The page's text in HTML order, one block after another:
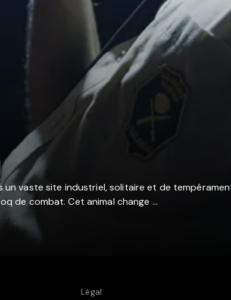
un vaste site industriel, solitaire et de
de combat. Cet animal change ...
Légal